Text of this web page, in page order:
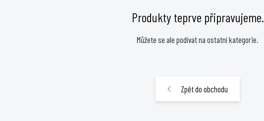
Produkty teprve připravujeme.
Můžete se ale podívat na ostatní kategorie.
Zpět do obchodu